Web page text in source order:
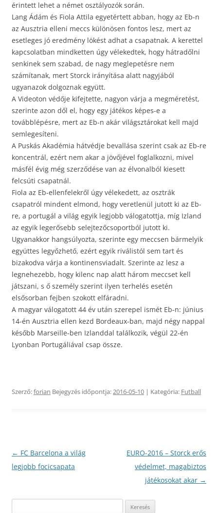
érintett lehet a német osztályozók során.
Lang Ádám és Fiola Attila egyetértett abban, hogy az Eb-n
az Ausztria elleni meccs különösen fontos lesz, mert az
esetleges jó eredmény lökést adhat a csapatnak. A kerettel
kapcsolatban mindketten úgy vélekedtek, hogy hátradőlni
senkinek sem szabad, de nagy meglepetésre nem
számítanak, mert Storck irányítása alatt nagyjából
ugyanazok dolgoznak együtt.
A Videoton védője kifejtette, nagyon várja a megméretést,
szerinte azon dől el, hogy egy játékos képes-e a
továbblépésre, mert az Eb-n akár világsztárokat kell majd
semlegesíteni.
A Puskás Akadémia hátvédje bevallása szerint csak az Eb-re
koncentrál, ezért nem akar a jövőjével foglalkozni, mivel
másfél évig még szerződése van az élvonalból kiesett
felcsúti csapatnál.
Fiola az Eb-ellenfelekről úgy vélekedett, az osztrák
csapatról mindent elmond, hogy veretlenül jutott ki az Eb-
re, a portugál a világ egyik legjobb válogatottja, míg Izland
az egyik legerősebb selejtezőcsoportból jutott ki.
Ugyanakkor hangsúlyozta, szerinte egy meccsen bármelyik
együttes legyőzhető, ezért egyik riválistól sem tart és
bizakodva várja a kontinensviadalt. Szerinte az lesz a
legnehezebb, hogy kilenc nap alatt három meccset kell
játszani, s ő személy szerint ilyen terhelés esetén
elsősorban fejben szokott elfáradni.
A magyar válogatott 44 év után szerepel ismét Eb-n: június
14-én Ausztria ellen kezd Bordeaux-ban, majd négy nappal
később Marseille-ben Izlanddal találkozik, végül 22-én
Lyonban Portugáliával csap össze.
Szerző:forian Bejegyzés időpontja:2016-05-10 | Kategória: Futball
Bejegyzés
navigáció
← FC Barcelona a világ
legjobb focicsapata
EURO-2016 – Storck erős
védelmet, magabiztos
játékosokat akar →